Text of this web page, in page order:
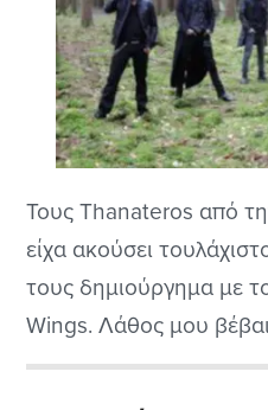
Τους Thanateros από
είχα ακούσει
τους δημιούργημα με
Wings. Λάθος μου
παρακάτω πρόκειται
στο σκοτεινό ροκ η